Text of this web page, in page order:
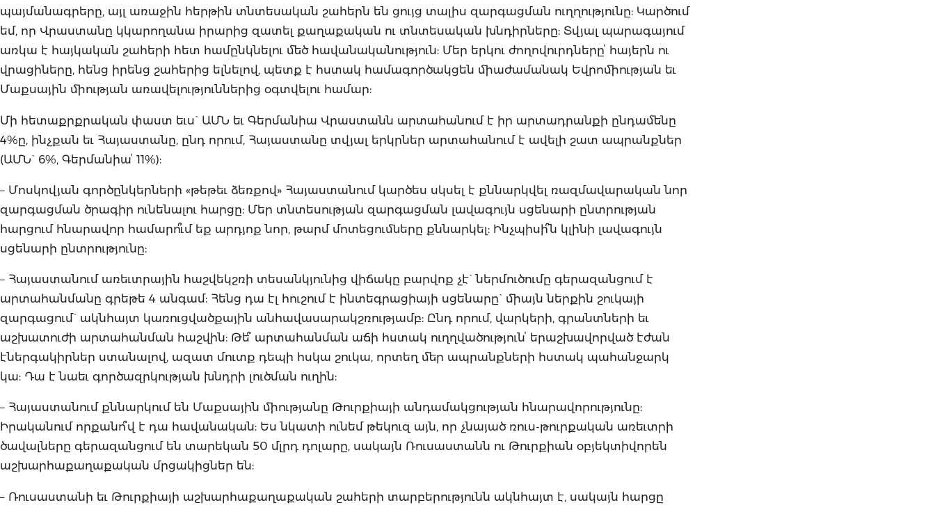
պայմանագրերը, այլ առաջին հերթին տնտեսական շահերն են ցույց տալիս զարգացման ուղղությունը: Կարծում
եմ, որ Վրաստանը կկարողանա իրարից զատել քաղաքական ու տնտեսական խնդիրները: Տվյալ պարագայում
առկա է հայկական շահերի հետ համընկնելու մեծ հավանականություն: Մեր երկու ժողովուրդներըՙ հայերն ու
վրացիները, հենց իրենց շահերից ելնելով, պետք է հստակ համագործակցեն միաժամանակ Եվրոմիության եւ
Մաքսային միության առավելություններից օգտվելու համար:
Մի հետաքրքրական փաստ եւս` ԱՄՆ եւ Գերմանիա Վրաստանն արտահանում է իր արտադրանքի ընդամենը
4%ը, ինչքան եւ Հայաստանը, ընդ որում, Հայաստանը տվյալ երկրներ արտահանում է ավելի շատ ապրանքներ
(ԱՄՆ` 6%, Գերմանիաՙ 11%):
– Մոսկովյան գործընկերների «թեթեւ ձեռքով» Հայաստանում կարծես սկսել է քննարկվել ռազմավարական նոր
զարգացման ծրագիր ունենալու հարցը: Մեր տնտեսության զարգացման լավագույն սցենարի ընտրության
հարցում հնարավոր համարո՞ւմ եք արդյոք նոր, թարմ մոտեցումները քննարկել: Ինչպիսի՞ն կլինի լավագույն
սցենարի ընտրությունը:
– Հայաստանում առեւտրային հաշվեկշռի տեսանկյունից վիճակը բարվոք չէ` ներմուծումը գերազանցում է
արտահանմանը գրեթե 4 անգամ: Հենց դա էլ հուշում է ինտեգրացիայի սցենարը` միայն ներքին շուկայի
զարգացում` ակնհայտ կառուցվածքային անհավասարակշռությամբ: Ընդ որում, վարկերի, գրանտների եւ
աշխատուժի արտահանման հաշվին: Թե՞ արտահանման աճի հստակ ուղղվածությունՙ երաշխավորված էժան
էներգակիրներ ստանալով, ազատ մուտք դեպի հսկա շուկա, որտեղ մեր ապրանքների հստակ պահանջարկ
կա: Դա է նաեւ գործազրկության խնդրի լուծման ուղին:
– Հայաստանում քննարկում են Մաքսային միությանը Թուրքիայի անդամակցության հնարավորությունը:
Իրականում որքանո՞վ է դա հավանական: Ես նկատի ունեմ թեկուզ այն, որ չնայած ռուս-թուրքական առեւտրի
ծավալները գերազանցում են տարեկան 50 մլրդ դոլարը, սակայն Ռուսաստանն ու Թուրքիան օբյեկտիվորեն
աշխարհաքաղաքական մրցակիցներ են:
– Ռուսաստանի եւ Թուրքիայի աշխարհաքաղաքական շահերի տարբերությունն ակնհայտ է, սակայն հարցը